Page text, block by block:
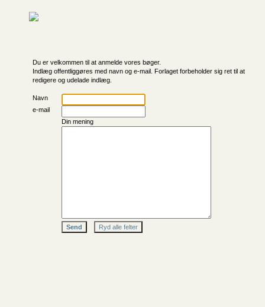
Du er velkommen til at anmelde vores bøger.
Indlæg offentliggøres med navn og e-mail. Forlaget forbeholder sig ret til at
redigere og udelade indlæg.
Navn
e-mail
Din mening